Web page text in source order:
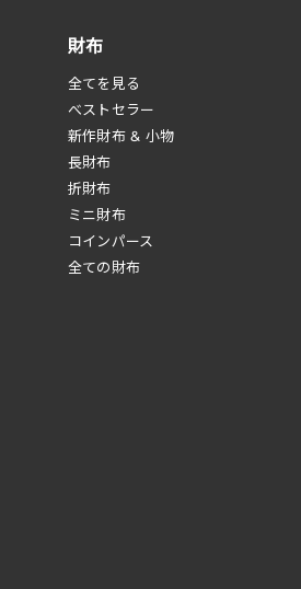
財布
全てを見る
べストセラー
新作財布 & 小物
長財布
折財布
ミニ財布
コインパース
全ての財布